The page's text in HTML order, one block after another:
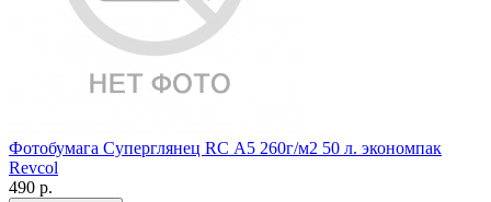
Фотобумага Суперглянец RC А5 260г/м2 50 л. экономпак
Revcol
490 р.